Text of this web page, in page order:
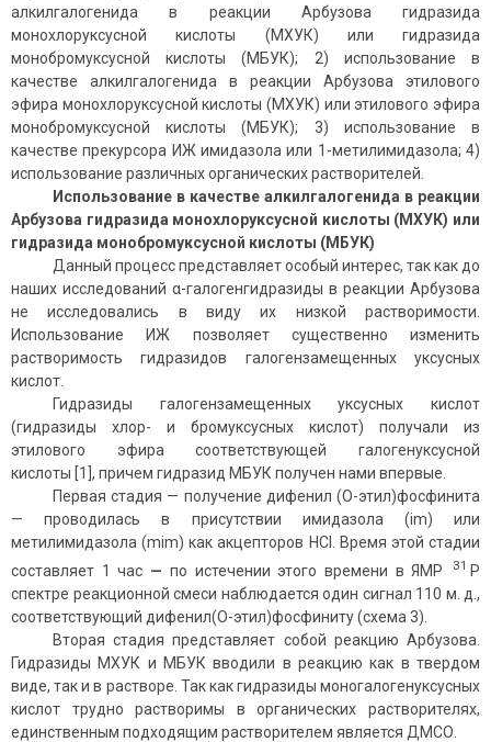
алкилгалогенида в реакции Арбузова гидразида
монохлоруксусной кислоты (МХУК) или гидразида
монобромуксусной кислоты (МБУК); 2) использование в
качестве алкилгалогенида в реакции Арбузова этилового
эфира монохлоруксусной кислоты (МХУК) или этилового эфира
монобромуксусной кислоты (МБУК); 3) использование в
качестве прекурсора ИЖ имидазола или 1-метилимидазола; 4)
использование различных органических растворителей.
Использование в качестве алкилгалогенида в реакции
Арбузова гидразида монохлоруксусной кислоты (МХУК) или
гидразида монобромуксусной кислоты (МБУК)
Данный процесс представляет особый интерес, так как до
наших исследований α-галогенгидразиды в реакции Арбузова
не исследовались в виду их низкой растворимости.
Использование ИЖ позволяет существенно изменить
растворимость гидразидов галогензамещенных уксусных
кислот.
Гидразиды галогензамещенных уксусных кислот
(гидразиды хлор- и бромуксусных кислот) получали из
этилового эфира соответствующей галогенуксусной
кислоты [1], причем гидразид МБУК получен нами впервые.
Первая стадия — получение дифенил (О-этил)фосфинита
— проводилась в присутствии имидазола (im) или
метилимидазола (mim) как акцепторов HCl. Время этой стадии
составляет 1 час — по истечении этого времени в ЯМР 31 Р
спектре реакционной смеси наблюдается один сигнал 110 м. д.,
соответствующий дифенил(О-этил)фосфиниту (схема 3).
Вторая стадия представляет собой реакцию Арбузова.
Гидразиды МХУК и МБУК вводили в реакцию как в твердом
виде, так и в растворе. Так как гидразиды моногалогенуксусных
кислот трудно растворимы в органических растворителях,
единственным подходящим растворителем является ДМСО.